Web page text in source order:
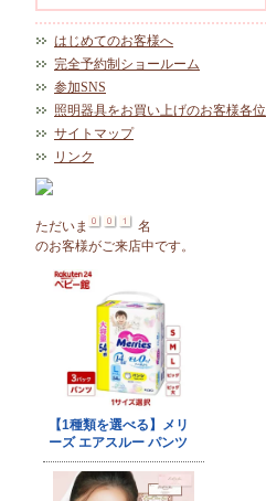
はじめてのお客様へ
完全予約制ショールーム
参加SNS
照明器具をお買い上げのお客様各位
サイトマップ
リンク
ただいま
名
のお客様がご来店中です。